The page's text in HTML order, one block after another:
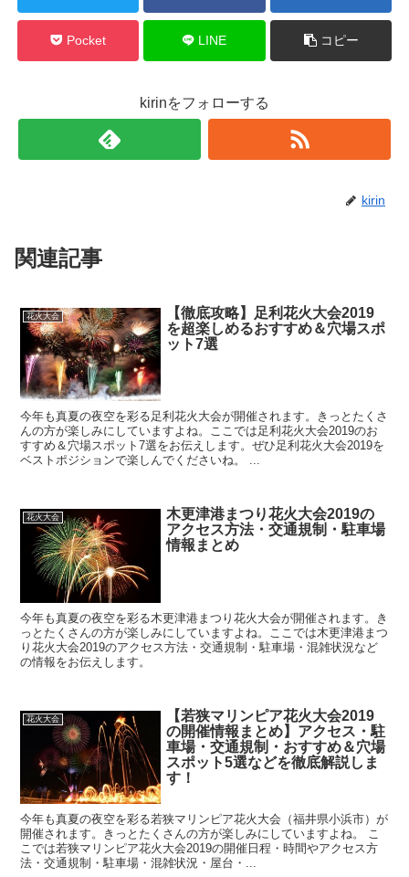
Pocket LINE コピー
kirinをフォローする
kirin
関連記事
花火大会
【徹底攻略】足利花火大会2019
を超楽しめるおすすめ＆穴場スポ
ット7選
今年も真夏の夜空を彩る足利花火大会が開催されます。きっとたくさ
んの方が楽しみにしていますよね。ここでは足利花火大会2019のお
すすめ＆穴場スポット7選をお伝えします。ぜひ足利花火大会2019を
ベストポジションで楽しんでくださいね。 ...
花火大会
木更津港まつり花火大会2019の
アクセス方法・交通規制・駐車場
情報まとめ
今年も真夏の夜空を彩る木更津港まつり花火大会が開催されます。き
っとたくさんの方が楽しみにしていますよね。ここでは木更津港まつ
り花火大会2019のアクセス方法・交通規制・駐車場・混雑状況など
の情報をお伝えします。
花火大会
【若狭マリンピア花火大会2019
の開催情報まとめ】アクセス・駐
車場・交通規制・おすすめ＆穴場
スポット5選などを徹底解説しま
す！
今年も真夏の夜空を彩る若狭マリンピア花火大会（福井県小浜市）が
開催されます。きっとたくさんの方が楽しみにしていますよね。 こ
こでは若狭マリンピア花火大会2019の開催日程・時間やアクセス方
法・交通規制・駐車場・混雑状況・屋台・...